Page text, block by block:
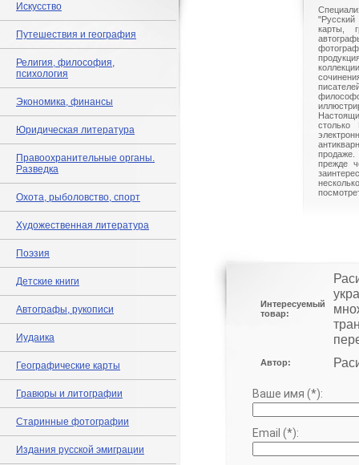
Искусство
Путешествия и география
Религия, философия,
психология
Экономика, финансы
Юридическая литература
Правоохранительные органы.
Разведка
Охота, рыболовство, спорт
Художественная литература
Поэзия
Детские книги
Автографы, рукописи
Иудаика
Географические карты
Гравюры и литографии
Старинные фотографии
Издания русской эмиграции
"Русский
карты,
столько
прежде
Интересуемый
товар:
Автор:
Ваше имя (*):
Email (*):